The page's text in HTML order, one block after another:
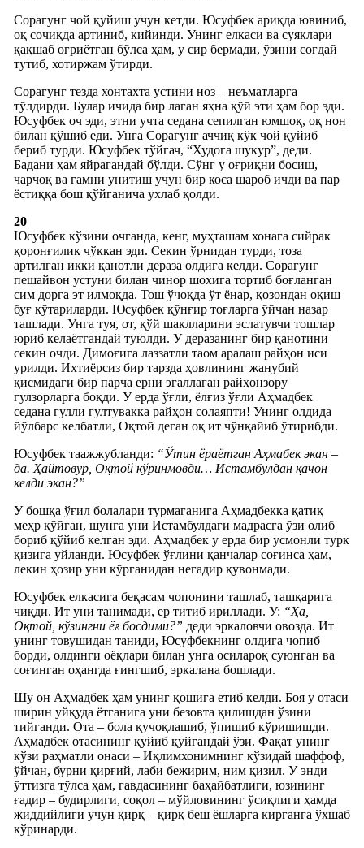
Сорагунг чой қуйиш учун кетди. Юсуфбек ариқда ювиниб,
оқ сочиқда артиниб, кийинди. Унинг елкаси ва суяклари
қақшаб оғриётган бўлса ҳам, у сир бермади, ўзини соғдай
тутиб, хотиржам ўтирди.
Сорагунг тезда хонтахта устини ноз – неъматларга
тўлдирди. Булар ичида бир лаган яҳна қўй эти ҳам бор эди.
Юсуфбек оч эди, этни учта седана сепилган юмшоқ, оқ нон
билан қўшиб еди. Унга Сорагунг аччиқ кўк чой қуйиб
бериб турди. Юсуфбек тўйгач, “Худога шукур”, деди.
Бадани ҳам яйрагандай бўлди. Сўнг у оғриқни босиш,
чарчоқ ва ғамни унитиш учун бир коса шароб ичди ва пар
ёстиққа бош қўйганича ухлаб қолди.
20
Юсуфбек кўзини очганда, кенг, муҳташам хонага сийрак
қоронғилик чўккан эди. Секин ўрнидан турди, тоза
артилган икки қанотли дераза олдига келди. Сорагунг
пешайвон устуни билан чинор шохига тортиб боғланган
сим дорга эт илмоқда. Тош ўчоқда ўт ёнар, қозондан оқиш
буғ кўтариларди. Юсуфбек қўнғир тоғларга ўйчан назар
ташлади. Унга туя, от, қўй шаклларини эслатувчи тошлар
юриб келаётгандай туюлди. У деразанинг бир қанотини
секин очди. Димоғига лаззатли таом аралаш райҳон иси
урилди. Ихтиёрсиз бир тарзда ҳовлининг жанубий
қисмидаги бир парча ерни эгаллаган райҳонзору
гулзорларга боқди. У ерда ўғли, ёлғиз ўғли Аҳмадбек
седана гулли гултувакка райҳон солаяпти! Унинг олдида
йўлбарс келбатли, Оқтой деган оқ ит чўнқайиб ўтирибди.
Юсуфбек таажжубланди: “Ўтин ёраётган Аҳмабек экан –
да. Ҳайтовур, Оқтой кўринмовди… Истамбулдан қачон
келди экан?”
У бошқа ўғил болалари турмаганига Аҳмадбекка қатиқ
меҳр қўйган, шунга уни Истамбулдаги мадрасга ўзи олиб
бориб қўйиб келган эди. Аҳмадбек у ерда бир усмонли турк
қизига уйланди. Юсуфбек ўғлини қанчалар соғинса ҳам,
лекин ҳозир уни кўрганидан негадир қувонмади.
Юсуфбек елкасига беқасам чопонини ташлаб, ташқарига
чиқди. Ит уни танимади, ер титиб ириллади. У: “Ҳа,
Оқтой, кўзингни ёғ босдими?” деди эркаловчи овозда. Ит
унинг товушидан таниди, Юсуфбекнинг олдига чопиб
борди, олдинги оёқлари билан унга осилароқ суюнган ва
соғинган оҳангда ғингшиб, эркалана бошлади.
Шу он Аҳмадбек ҳам унинг қошига етиб келди. Боя у отаси
ширин уйқуда ётганига уни безовта қилишдан ўзини
тийганди. Ота – бола қучоқлашиб, ўпишиб кўришишди.
Аҳмадбек отасининг қуйиб қуйгандай ўзи. Фақат унинг
кўзи раҳматли онаси – Иқлимхонимнинг кўзидай шаффоф,
ўйчан, бурни қирғий, лаби бежирим, ним қизил. У энди
ўттизга тўлса ҳам, гавдасининг баҳайбатлиги, юзининг
ғадир – будирлиги, соқол – мўйловининг ўсиқлиги ҳамда
жиддийлиги учун қирқ – қирқ беш ёшларга кирганга ўхшаб
кўринарди.